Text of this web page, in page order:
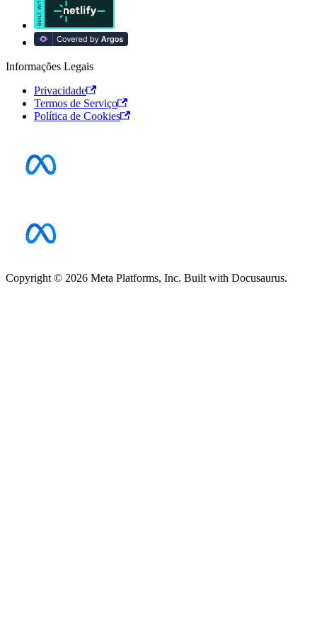
Informações Legais
Privacidade
Termos de Serviço
Política de Cookies
Copyright © 2026 Meta Platforms, Inc. Built with Docusaurus.